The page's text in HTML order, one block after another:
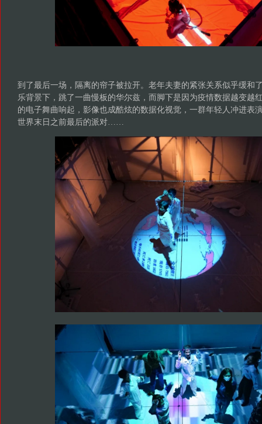
陪聊宅男告诉了抑郁症女生一个秘密——他是一个外星人！他路过
疫情困住了一年加264/265天，突如其来的爱情和对地球复杂的情
球，又纠结不已。末了，他问女生：